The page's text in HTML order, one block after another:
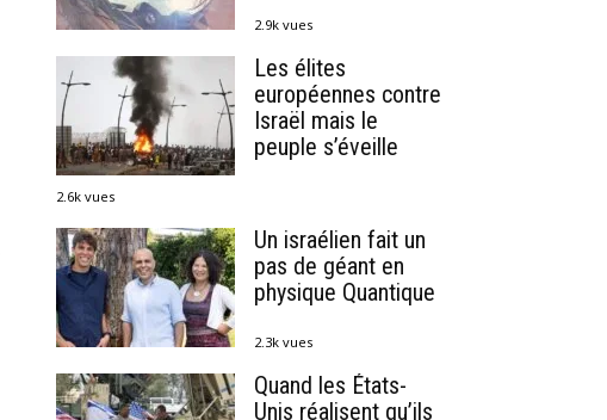
2.9k vues
Les élites
européennes contre
Israël mais le
peuple s’éveille
2.6k vues
Un israélien fait un
pas de géant en
physique Quantique
2.3k vues
Quand les États-
Unis réalisent qu’ils